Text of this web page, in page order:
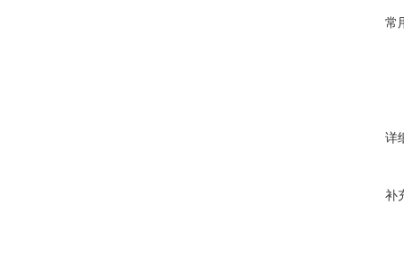
常
详
补